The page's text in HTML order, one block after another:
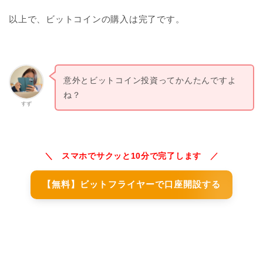
以上で、ビットコインの購入は完了です。
すず
意外とビットコイン投資ってかんたんですよ
ね？
＼ スマホでサクッと10分で完了します ／
【無料】ビットフライヤーで口座開設する